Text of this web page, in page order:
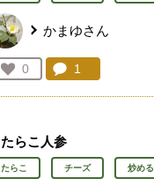
かまゆさん
お気に入り登録：
0
人が登録
コメント：
1
たらこ人参
たらこ チーズ 炒める